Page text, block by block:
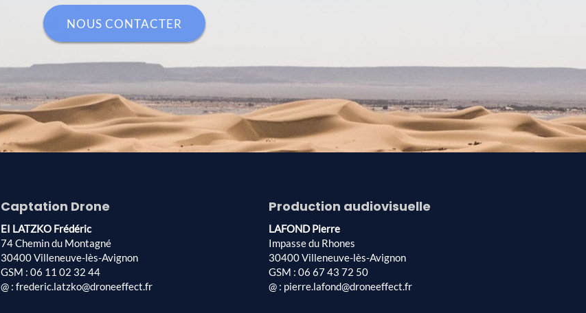
NOUS CONTACTER
Captation Drone
EI LATZKO Frédéric
74 Chemin du Montagné
30400 Villeneuve-lès-Avignon
GSM : 06 11 02 32 44
@ : frederic.latzko@droneeffect.fr
Production audiovisuelle
LAFOND Pierre
Impasse du Rhones
30400 Villeneuve-lès-Avignon
GSM : 06 67 43 72 50
@ : pierre.lafond@droneeffect.fr